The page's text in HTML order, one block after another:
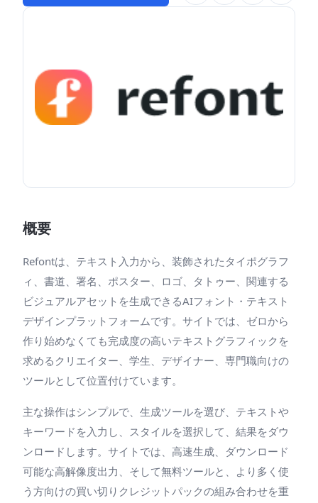
概要
Refontは、テキスト入力から、装飾されたタイポグラフ
ィ、書道、署名、ポスター、ロゴ、タトゥー、関連する
ビジュアルアセットを生成できるAIフォント・テキスト
デザインプラットフォームです。サイトでは、ゼロから
作り始めなくても完成度の高いテキストグラフィックを
求めるクリエイター、学生、デザイナー、専門職向けの
ツールとして位置付けています。
主な操作はシンプルで、生成ツールを選び、テキストや
キーワードを入力し、スタイルを選択して、結果をダウ
ンロードします。サイトでは、高速生成、ダウンロード
可能な高解像度出力、そして無料ツールと、より多く使
う方向けの買い切りクレジットパックの組み合わせを重